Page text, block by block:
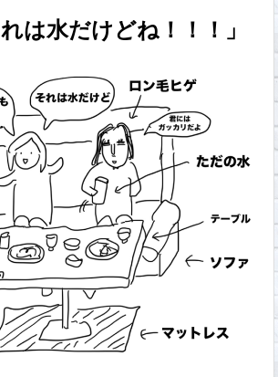
は水だけどね！！！」